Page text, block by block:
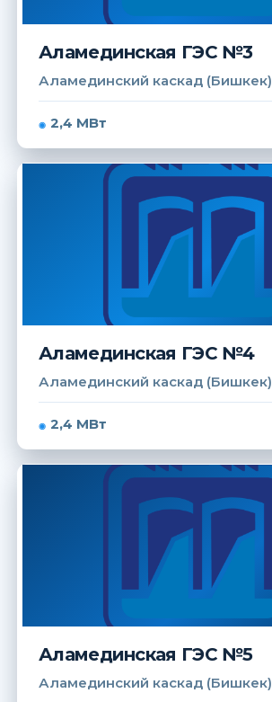
Аламединская ГЭС №3
Аламединский каскад (Бишкек)
2,4 МВт
Аламединская ГЭС №4
Аламединский каскад (Бишкек)
2,4 МВт
Аламединская ГЭС №5
Аламединский каскад (Бишкек)